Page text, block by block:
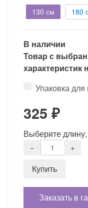
130 см 180
В наличии
Товар с
характеристик
Упаковка
325 ₽
Выберите
Заказать в